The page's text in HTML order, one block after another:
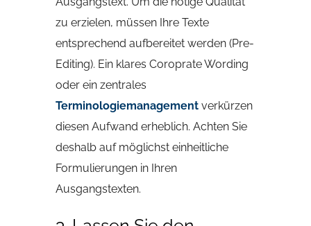
zu erzielen, müssen Ihre Texte
entsprechend aufbereitet werden (Pre-
Editing). Ein klares Coroprate Wording
oder ein zentrales
Terminologiemanagementverkürzen
diesen Aufwand erheblich. Achten Sie
deshalb auf möglichst einheitliche
Formulierungen in Ihren
Ausgangstexten.